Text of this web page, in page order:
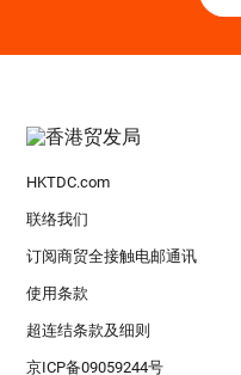
HKTDC.com
联络我们
订阅商贸全接触电邮通讯
使用条款
超连结条款及细则
京ICP备09059244号